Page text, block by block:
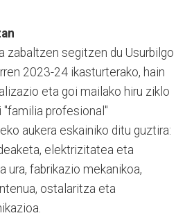
zabaltzen segitzen du Usurbilgo
2023-24 ikasturterako, hain
eta goi mailako hiru ziklo
"familia profesional"
aukera eskainiko ditu guztira:
elektrizitatea eta
ura, fabrikazio mekanikoa,
ostalaritza eta